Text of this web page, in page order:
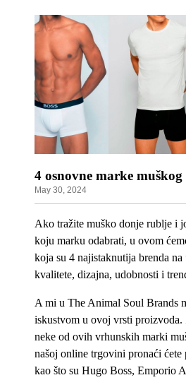
4 osnovne marke
May 30, 2024
Ako tražite muško donje rublje i
koju marku odabrati, u ovom
koja su 4 najistaknutija brenda
kvalitete, dizajna, udobnosti i
A mi u The Animal Soul Brands
iskustvom u ovoj vrsti proizvoda.
neke od ovih vrhunskih marki
našoj online trgovini pronaći ćete
kao što su Hugo Boss, Emporio